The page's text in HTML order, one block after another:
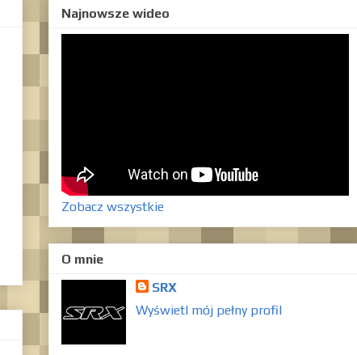
Najnowsze wideo
Zobacz wszystkie
O mnie
SRX
Wyświetl mój pełny profil